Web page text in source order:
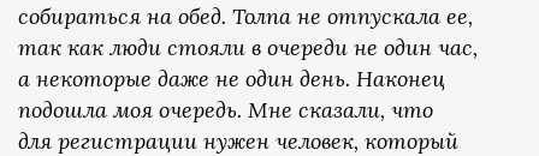
собираться на обед. Толпа не отпускала ее,
так как люди стояли в очереди не один час,
а некоторые даже не один день. Наконец
подошла моя очередь. Мне сказали, что
для регистрации нужен человек, который